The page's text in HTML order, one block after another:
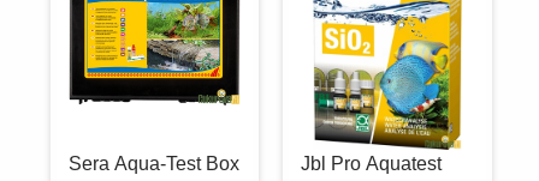
Sera Aqua-Test Box
Jbl Pro Aquatest